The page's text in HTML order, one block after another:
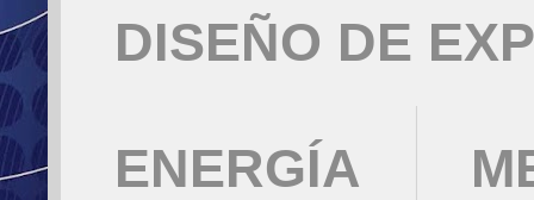
DISEÑO DE
ENERGÍA